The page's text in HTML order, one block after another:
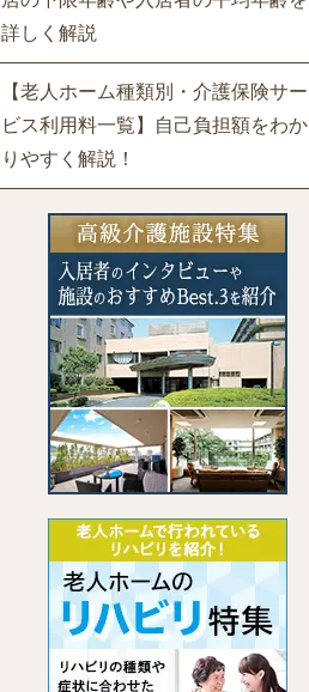
詳しく解説
【老人ホーム種類別・介護保険サー
ビス利用料一覧】自己負担額をわか
りやすく解説！